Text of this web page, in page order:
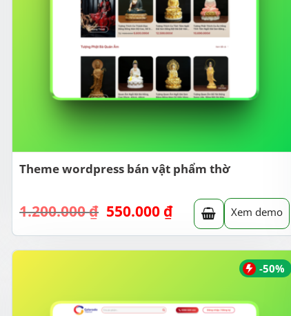
Theme wordpress bán vật phẩm thờ
1.200.000₫ Giá
là:
1.200.000 ₫.
550.000 ₫Giá
hiện
tại
là:
Xem demo
-50%